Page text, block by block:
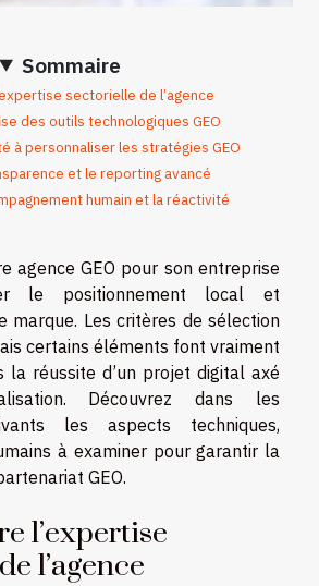
Sommaire
sectorielle de l’agence
des outils technologiques GEO
à personnaliser les stratégies GEO
et le reporting avancé
humain et la réactivité
agence GEO pour son entreprise
le positionnement local et
marque. Les critères de sélection
certains éléments font vraiment
la réussite d’un projet digital axé
Découvrez dans les
les aspects techniques,
à examiner pour garantir la
GEO.
l’expertise
l’agence